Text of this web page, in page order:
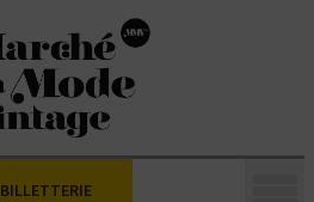
BILLETTERIE